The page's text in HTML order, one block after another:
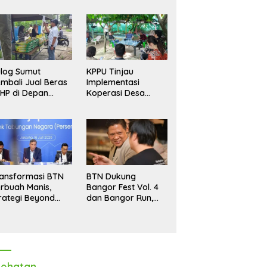
Sumut
Jual Beras
di Depan
Akhir Tahun
KPPU Tinjau
Implementasi
Koperasi Desa
BTN
Manis,
Beyond
BTN Dukung
Bangor Fest Vol. 4
dan Bangor Run,